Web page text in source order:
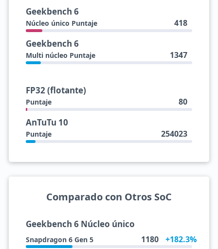
Geekbench 6
Núcleo único Puntaje 418
Geekbench 6
Multi núcleo Puntaje 1347
FP32 (flotante)
Puntaje 80
AnTuTu 10
Puntaje 254023
Comparado con Otros SoC
Geekbench 6 Núcleo único
Snapdragon 6 Gen 5 1180 +182.3%